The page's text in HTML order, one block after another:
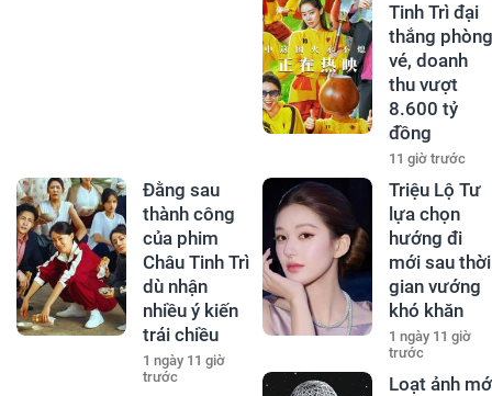
Tinh Trì đại
thắng phòng
vé, doanh
thu vượt
8.600 tỷ
đồng
11 giờ trước
Đằng sau
thành công
của phim
Châu Tinh Trì
dù nhận
nhiều ý kiến
trái chiều
1 ngày 11 giờ
trước
Triệu Lộ Tư
lựa chọn
hướng đi
mới sau thời
gian vướng
khó khăn
1 ngày 11 giờ
trước
Loạt ảnh